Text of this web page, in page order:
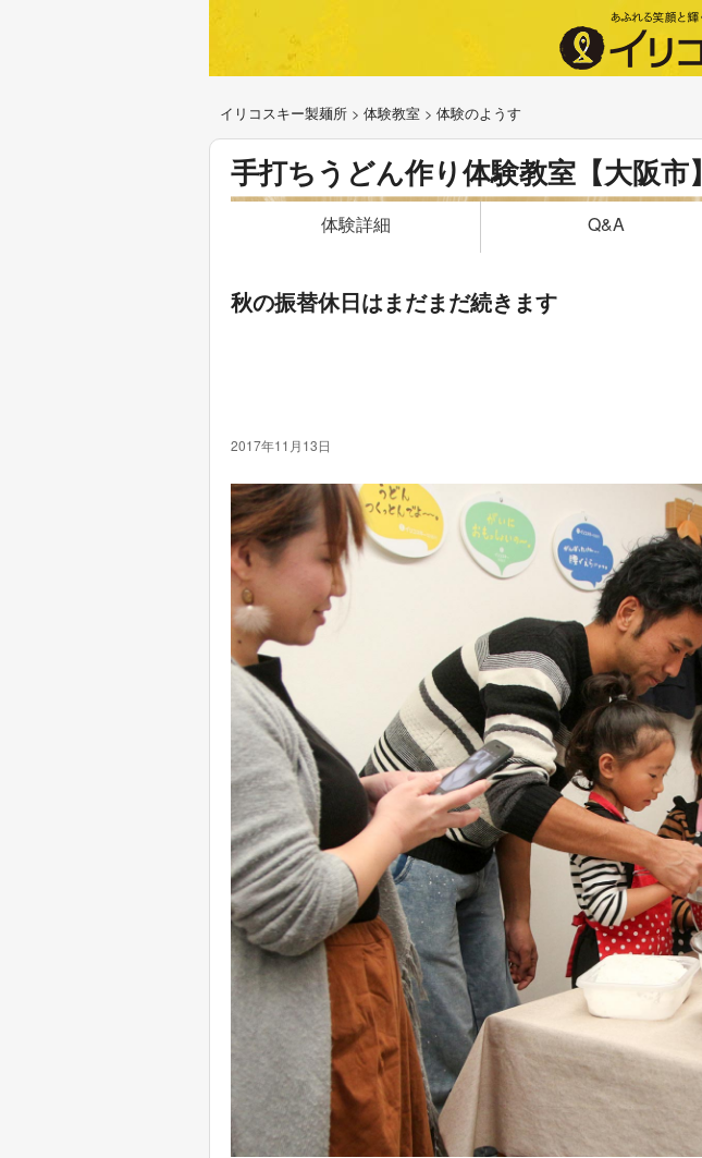
イリコスキー製麺所 > 体験教室 > 体験のようす
手打ちうどん作り体験教室【大阪市】
体験詳細 Q&A
秋の振替休日はまだまだ続きます
2017年11月13日